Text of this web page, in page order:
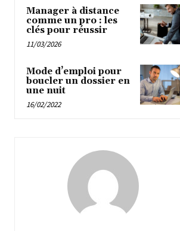
Manager à distance
comme un pro : les
clés pour réussir
11/03/2026
Mode d’emploi pour
boucler un dossier en
une nuit
16/02/2022